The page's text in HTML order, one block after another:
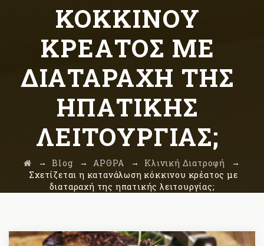
Η ΚΌΚΚΙΝ
ΟΥ ΚΡΈΑΤΟΣ
ΜΕ ΔΙΑΤΑΡΑΧΉ
ΤΗΣ ΗΠΑΤ
ΙΚΉΣ ΛΕΙΤΟΥΡΓΊΑΣ;
→ Blog → ΑΡΘΡΑ → Κλινική Διατροφή
→
Σχετίζεται η κατανάλωση κόκκινου κρέατος με
διαταραχή της ηπατικής λειτουργίας;